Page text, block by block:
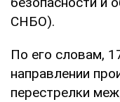
СНБО).
По его словам,
направлении
перестрелки